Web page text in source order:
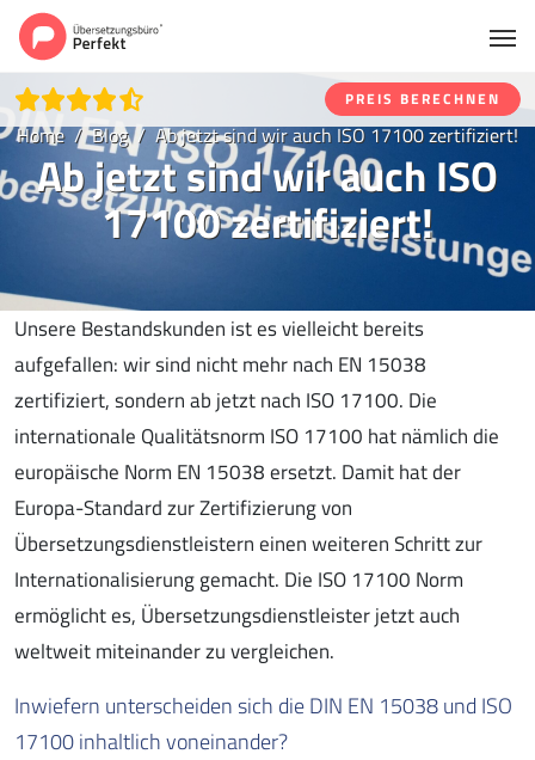
PREIS BERECHNEN
Home Blog Ab jetzt sind wir auch ISO 17100 zertifiziert!
Ab jetzt sind wir auch ISO
17100 zertifiziert!
Unsere Bestandskunden ist es vielleicht bereits
aufgefallen: wir sind nicht mehr nach EN 15038
zertifiziert, sondern ab jetzt nach ISO 17100. Die
internationale Qualitätsnorm ISO 17100 hat nämlich die
europäische Norm EN 15038 ersetzt. Damit hat der
Europa-Standard zur Zertifizierung von
Übersetzungsdienstleistern einen weiteren Schritt zur
Internationalisierung gemacht. Die ISO 17100 Norm
ermöglicht es, Übersetzungsdienstleister jetzt auch
weltweit miteinander zu vergleichen.
Inwiefern unterscheiden sich die DIN EN 15038 und ISO
17100 inhaltlich voneinander?